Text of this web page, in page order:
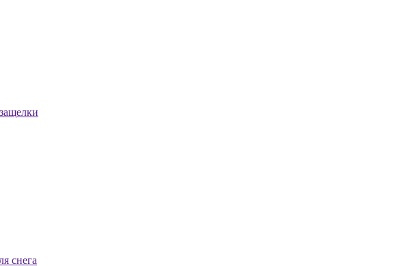
снега